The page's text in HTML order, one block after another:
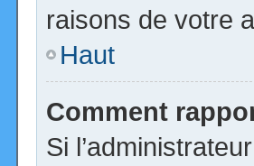
raisons de votre
Haut
Comment
Si